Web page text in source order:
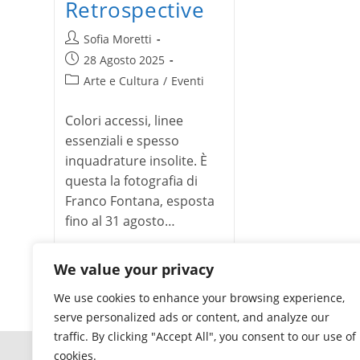
We value your privacy
We use cookies to enhance your browsing experience,
serve personalized ads or content, and analyze our
traffic. By clicking "Accept All", you consent to our use of
cookies.
Retrospective
Autore
dell'articolo:
Sofia Moretti
Articolo
pubblicato:
28 Agosto 2025
Categoria
Arte e Cultura / Eventi
Colori accessi, linee
essenziali e spesso
inquadrature insolite. È
questa la fotografia di
Franco Fontana, esposta
fino al 31 agosto…
Franco
Fontana